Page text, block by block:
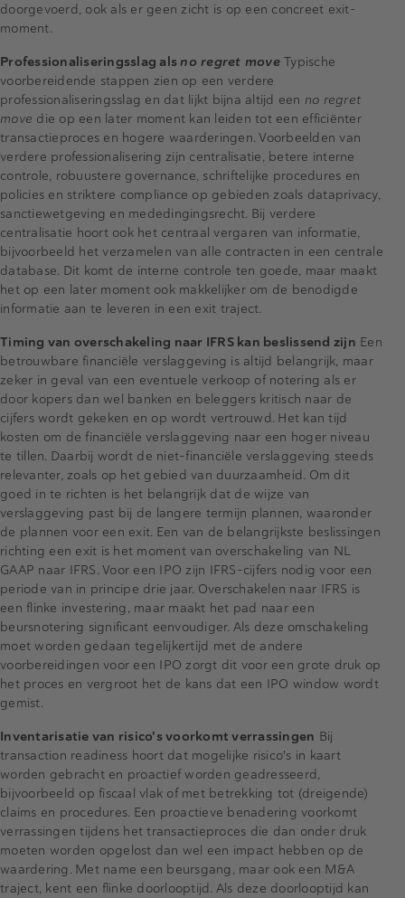
doorgevoerd, ook als er geen zicht is op een concreet exit-
moment.
Professionaliseringsslag alsno regret moveTypische
voorbereidende stappen zien op een verdere
professionaliseringsslag en dat lijkt bijna altijd een no regret
move die op een later moment kan leiden tot een efficiënter
transactieproces en hogere waarderingen. Voorbeelden van
verdere professionalisering zijn centralisatie, betere interne
controle, robuustere governance, schriftelijke procedures en
policies en striktere compliance op gebieden zoals dataprivacy,
sanctiewetgeving en mededingingsrecht. Bij verdere
centralisatie hoort ook het centraal vergaren van informatie,
bijvoorbeeld het verzamelen van alle contracten in een centrale
database. Dit komt de interne controle ten goede, maar maakt
het op een later moment ook makkelijker om de benodigde
informatie aan te leveren in een exit traject.
Timing van overschakeling naar IFRS kan beslissend zijn Een
betrouwbare financiële verslaggeving is altijd belangrijk, maar
zeker in geval van een eventuele verkoop of notering als er
door kopers dan wel banken en beleggers kritisch naar de
cijfers wordt gekeken en op wordt vertrouwd. Het kan tijd
kosten om de financiële verslaggeving naar een hoger niveau
te tillen. Daarbij wordt de niet-financiële verslaggeving steeds
relevanter, zoals op het gebied van duurzaamheid. Om dit
goed in te richten is het belangrijk dat de wijze van
verslaggeving past bij de langere termijn plannen, waaronder
de plannen voor een exit. Een van de belangrijkste beslissingen
richting een exit is het moment van overschakeling van NL
GAAP naar IFRS. Voor een IPO zijn IFRS-cijfers nodig voor een
periode van in principe drie jaar. Overschakelen naar IFRS is
een flinke investering, maar maakt het pad naar een
beursnotering significant eenvoudiger. Als deze omschakeling
moet worden gedaan tegelijkertijd met de andere
voorbereidingen voor een IPO zorgt dit voor een grote druk op
het proces en vergroot het de kans dat een IPO window wordt
gemist.
Inventarisatie van risico's voorkomt verrassingen Bij
transaction readiness hoort dat mogelijke risico's in kaart
worden gebracht en proactief worden geadresseerd,
bijvoorbeeld op fiscaal vlak of met betrekking tot (dreigende)
claims en procedures. Een proactieve benadering voorkomt
verrassingen tijdens het transactieproces die dan onder druk
moeten worden opgelost dan wel een impact hebben op de
waardering. Met name een beursgang, maar ook een M&A
traject, kent een flinke doorlooptijd. Als deze doorlooptijd kan